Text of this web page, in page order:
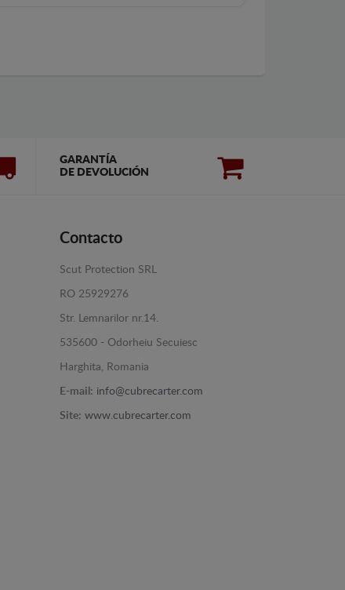
GARANTÍA
DE DEVOLUCIÓN
Contacto
Scut Protection SRL
RO 25929276
Str. Lemnarilor nr.14.
535600 - Odorheiu Secuiesc
Harghita, Romania
E-mail: info@cubrecarter.com
Site: www.cubrecarter.com